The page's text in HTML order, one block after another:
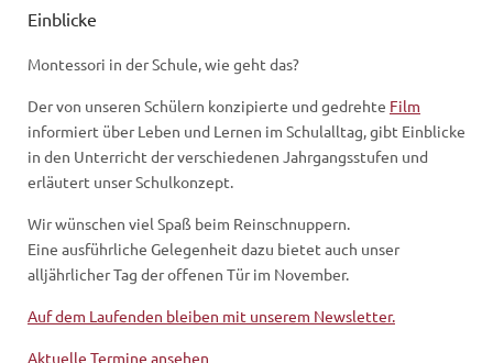
Einblicke
Montessori in der Schule, wie geht das?
Der von unseren Schülern konzipierte und gedrehte Film
informiert über Leben und Lernen im Schulalltag, gibt Einblicke
in den Unterricht der verschiedenen Jahrgangsstufen und
erläutert unser Schulkonzept.
Wir wünschen viel Spaß beim Reinschnuppern.
Eine ausführliche Gelegenheit dazu bietet auch unser
alljährlicher Tag der offenen Tür im November.
Auf dem Laufenden bleiben mit unserem Newsletter.
Aktuelle Termine ansehen